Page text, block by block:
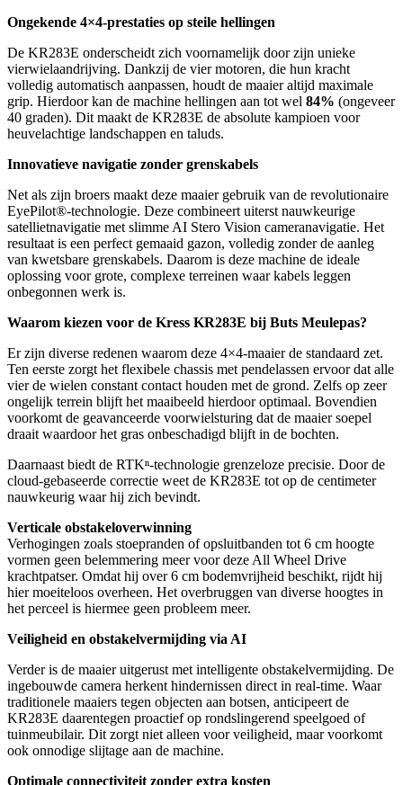
Ongekende 4×4-prestaties op steile hellingen
De KR283E onderscheidt zich voornamelijk door zijn unieke
vierwielaandrijving. Dankzij de vier motoren, die hun kracht
volledig automatisch aanpassen, houdt de maaier altijd maximale
grip. Hierdoor kan de machine hellingen aan tot wel 84% (ongeveer
40 graden). Dit maakt de KR283E de absolute kampioen voor
heuvelachtige landschappen en taluds.
Innovatieve navigatie zonder grenskabels
Net als zijn broers maakt deze maaier gebruik van de revolutionaire
EyePilot®-technologie. Deze combineert uiterst nauwkeurige
satellietnavigatie met slimme AI Stero Vision cameranavigatie. Het
resultaat is een perfect gemaaid gazon, volledig zonder de aanleg
van kwetsbare grenskabels. Daarom is deze machine de ideale
oplossing voor grote, complexe terreinen waar kabels leggen
onbegonnen werk is.
Waarom kiezen voor de Kress KR283E bij Buts Meulepas?
Er zijn diverse redenen waarom deze 4×4-maaier de standaard zet.
Ten eerste zorgt het flexibele chassis met pendelassen ervoor dat alle
vier de wielen constant contact houden met de grond. Zelfs op zeer
ongelijk terrein blijft het maaibeeld hierdoor optimaal. Bovendien
voorkomt de geavanceerde voorwielsturing dat de maaier soepel
draait waardoor het gras onbeschadigd blijft in de bochten.
Daarnaast biedt de RTKⁿ-technologie grenzeloze precisie. Door de
cloud-gebaseerde correctie weet de KR283E tot op de centimeter
nauwkeurig waar hij zich bevindt.
Verticale obstakeloverwinning
Verhogingen zoals stoepranden of opsluitbanden tot 6 cm hoogte
vormen geen belemmering meer voor deze All Wheel Drive
krachtpatser. Omdat hij over 6 cm bodemvrijheid beschikt, rijdt hij
hier moeiteloos overheen. Het overbruggen van diverse hoogtes in
het perceel is hiermee geen probleem meer.
Veiligheid en obstakelvermijding via AI
Verder is de maaier uitgerust met intelligente obstakelvermijding. De
ingebouwde camera herkent hindernissen direct in real-time. Waar
traditionele maaiers tegen objecten aan botsen, anticipeert de
KR283E daarentegen proactief op rondslingerend speelgoed of
tuinmeubilair. Dit zorgt niet alleen voor veiligheid, maar voorkomt
ook onnodige slijtage aan de machine.
Optimale connectiviteit zonder extra kosten